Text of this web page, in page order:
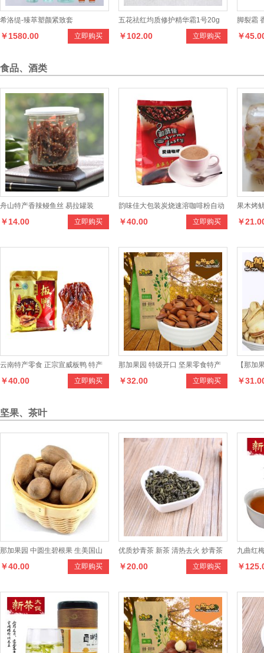
希洛缇-臻萃塑颜紧致套
立即购买
￥1580.00
五花祛红均质修护精华霜1号20g
立即购买
￥102.00
脚裂霜
护脚死
￥
食品、酒类
舟山特产香辣鳗鱼丝 易拉罐装
立即购买
￥14.00
韵味佳大包装炭烧速溶咖啡粉自动
咖啡机餐饮店专用 立即购买
￥40.00
果木烤
￥
云南特产零食 正宗宣威板鸭 特产
宣威板鸭700g 立即购买
￥40.00
那加果园 特级开口 坚果零食特产
野生东北红松子 立即购买
￥32.00
【那加
口开心
￥
坚果、茶叶
那加果园 中圆生碧根果 生美国山
核桃 长寿果坚果500克 立即购买
￥40.00
优质炒青茶 新茶 清热去火 炒青茶
绿茶 茶叶 立即购买
￥20.00
九曲红
九曲红
￥